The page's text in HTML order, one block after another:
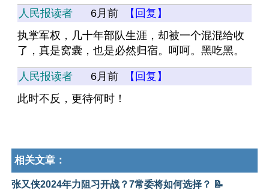
人民报读者 6月前
【回复】
执掌军权，几十年部队生涯，却被一个混混给收
了，真是窝囊，也是必然归宿。呵呵。黑吃黑。
人民报读者 6月前
【回复】
此时不反，更待何时！
相关文章：
张又侠2024年力阻习开战？7常委将如何选择？ 📝